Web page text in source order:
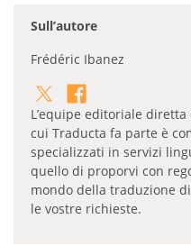
Sull’autore
Frédéric Ibanez
L’equipe editoriale
cui Traducta fa parte è
specializzati in servizi
quello di proporvi con
mondo della traduzione
le vostre richieste.